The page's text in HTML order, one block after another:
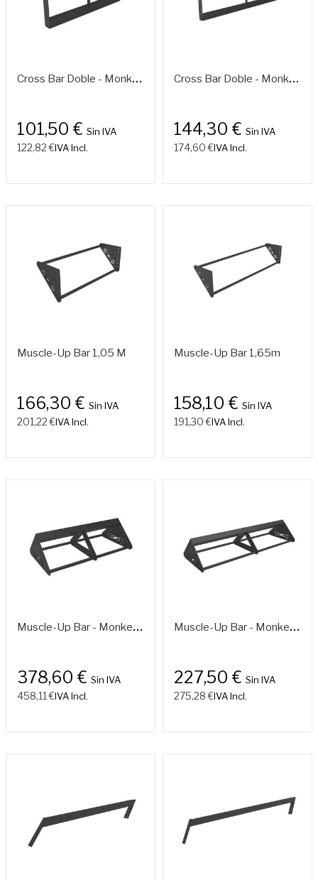
Stock C
Ross Bar Doble - Monkeys 1,05 M.
101,50 € Sin IVA
122,82 €IVA Incl.
C
Ross Bar Doble - Monkeys 1,65 M.
144,30 € Sin IVA
174,60 €IVA Incl.
Muscle-Up Bar 1,05 M
166,30 € Sin IVA
201,22 €IVA Incl.
Muscle-Up Bar 1,65m
158,10 € Sin IVA
191,30 €IVA Incl.
M
Uscle-Up Bar - Monkeys 1,05 M.
378,60 € Sin IVA
458,11 €IVA Incl.
M
Uscle-Up Bar - Monkeys 1,65 M.
227,50 € Sin IVA
275,28 €IVA Incl.